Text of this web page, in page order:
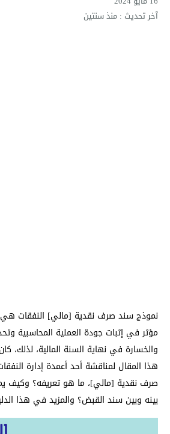
آخر تحديث : منذ سنتين
نموذج سند صرف نقدية [مالي] النفقات
مؤثر في إثبات جودة العملية المحاسبية
والخسارة في نهاية السنة المالية،
هذا المقال لمناقشة أحد أعمدة إدارة
صرف نقدية [مالي]، ما هو تعريفه؟ وكيف
بينه وبين سند القبض؟ والمزيد في هذا